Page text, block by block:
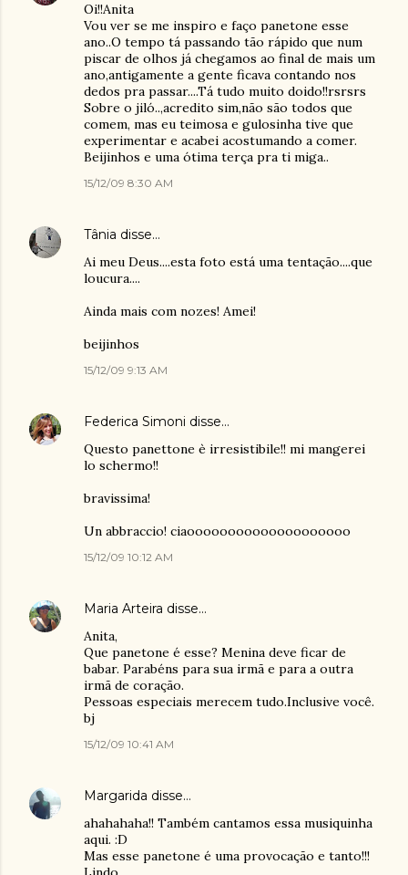
Oi!!Anita
Vou ver se me inspiro e faço panetone esse
ano..O tempo tá passando tão rápido que num
piscar de olhos já chegamos ao final de mais um
ano,antigamente a gente ficava contando nos
dedos pra passar....Tá tudo muito doido!!rsrsrs
Sobre o jiló..,acredito sim,não são todos que
comem, mas eu teimosa e gulosinha tive que
experimentar e acabei acostumando a comer.
Beijinhos e uma ótima terça pra ti miga..
15/12/09 8:30 AM
Tânia disse…
Ai meu Deus....esta foto está uma tentação....que
loucura....
Ainda mais com nozes! Amei!
beijinhos
15/12/09 9:13 AM
Federica Simoni disse…
Questo panettone è irresistibile!! mi mangerei
lo schermo!!
bravissima!
Un abbraccio! ciaoooooooooooooooooooo
15/12/09 10:12 AM
Maria Arteira disse…
Anita,
Que panetone é esse? Menina deve ficar de
babar. Parabéns para sua irmã e para a outra
irmã de coração.
Pessoas especiais merecem tudo.Inclusive você.
bj
15/12/09 10:41 AM
Margarida disse…
ahahahaha!! Também cantamos essa musiquinha
aqui. :D
Mas esse panetone é uma provocação e tanto!!!